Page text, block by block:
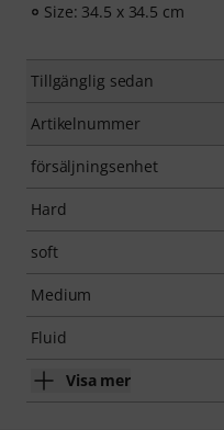
Size: 34.5 x 34.5 cm
Tillgänglig sedan
Artikelnummer
försäljningsenhet
Hard
soft
Medium
Fluid
Visa mer